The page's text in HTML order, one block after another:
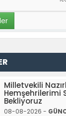
Milletvekili
Hemşehrilerimi
Bekliyoruz
08-08-2026 -